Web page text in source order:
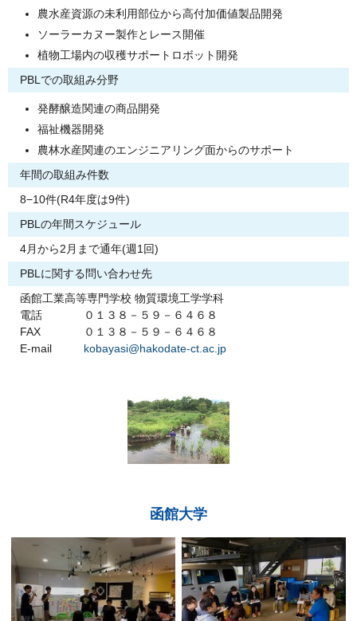
農水産資源の未利用部位から高付加価値製品開発
ソーラーカヌー製作とレース開催
植物工場内の収穫サポートロボット開発
PBLでの取組み分野
発酵醸造関連の商品開発
福祉機器開発
農林水産関連のエンジニアリング面からのサポート
年間の取組み件数
8−10件(R4年度は9件)
PBLの年間スケジュール
4月から2月まで通年(週1回)
PBLに関する問い合わせ先
函館工業高等専門学校 物質環境工学学科
電話
０１３８－５９－６４６８
FAX
０１３８－５９－６４６８
E-mail
kobayasi@hakodate-ct.ac.jp
函館大学